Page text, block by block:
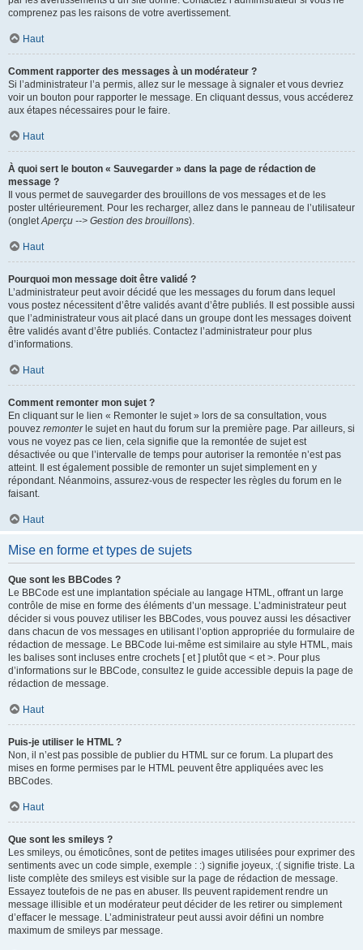
comprenez pas les raisons de votre avertissement.
Haut
Comment rapporter des messages à un modérateur ?
Si l’administrateur l’a permis, allez sur le message à signaler et vous devriez
voir un bouton pour rapporter le message. En cliquant dessus, vous accéderez
aux étapes nécessaires pour le faire.
Haut
À quoi sert le bouton « Sauvegarder » dans la page de rédaction de
message ?
Il vous permet de sauvegarder des brouillons de vos messages et de les
poster ultérieurement. Pour les recharger, allez dans le panneau de l’utilisateur
(ongletAperçu --> Gestion des brouillons).
Haut
Pourquoi mon message doit être validé ?
L’administrateur peut avoir décidé que les messages du forum dans lequel
vous postez nécessitent d’être validés avant d’être publiés. Il est possible aussi
que l’administrateur vous ait placé dans un groupe dont les messages doivent
être validés avant d’être publiés. Contactez l’administrateur pour plus
d’informations.
Haut
Comment remonter mon sujet ?
En cliquant sur le lien « Remonter le sujet » lors de sa consultation, vous
pouvez remonterle sujet en haut du forum sur la première page. Par ailleurs, si
vous ne voyez pas ce lien, cela signifie que la remontée de sujet est
désactivée ou que l’intervalle de temps pour autoriser la remontée n’est pas
atteint. Il est également possible de remonter un sujet simplement en y
répondant. Néanmoins, assurez-vous de respecter les règles du forum en le
faisant.
Haut
Mise en forme et types de sujets
Que sont les BBCodes ?
Le BBCode est une implantation spéciale au langage HTML, offrant un large
contrôle de mise en forme des éléments d’un message. L’administrateur peut
décider si vous pouvez utiliser les BBCodes, vous pouvez aussi les désactiver
dans chacun de vos messages en utilisant l’option appropriée du formulaire de
rédaction de message. Le BBCode lui-même est similaire au style HTML, mais
les balises sont incluses entre crochets [ et ] plutôt que < et >. Pour plus
d’informations sur le BBCode, consultez le guide accessible depuis la page de
rédaction de message.
Haut
Puis-je utiliser le HTML ?
Non, il n’est pas possible de publier du HTML sur ce forum. La plupart des
mises en forme permises par le HTML peuvent être appliquées avec les
BBCodes.
Haut
Que sont les smileys ?
Les smileys, ou émoticônes, sont de petites images utilisées pour exprimer des
sentiments avec un code simple, exemple : :) signifie joyeux, :( signifie triste. La
liste complète des smileys est visible sur la page de rédaction de message.
Essayez toutefois de ne pas en abuser. Ils peuvent rapidement rendre un
message illisible et un modérateur peut décider de les retirer ou simplement
d’effacer le message. L’administrateur peut aussi avoir défini un nombre
maximum de smileys par message.